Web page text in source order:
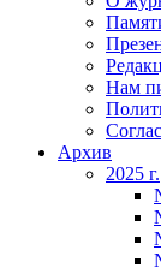
Нам
Архив
2025 г.